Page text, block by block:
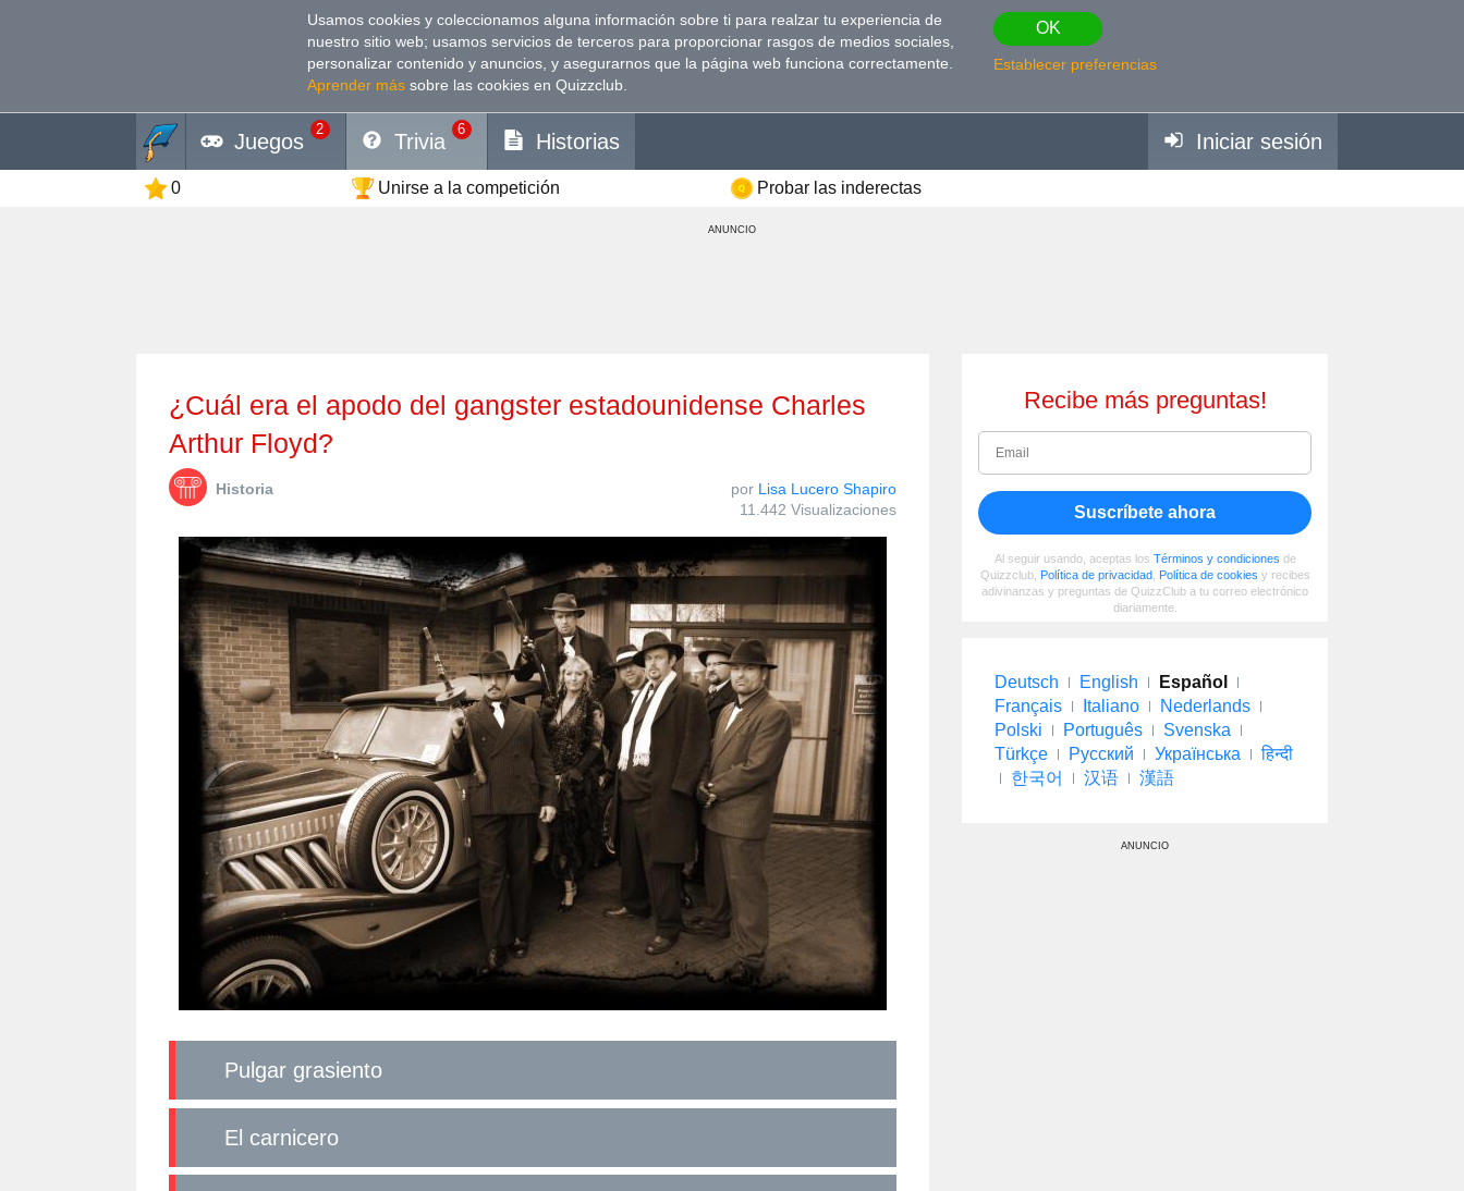
Usamos cookies y coleccionamos alguna información sobre ti para realzar tu experiencia de
nuestro sitio web; usamos servicios de terceros para proporcionar rasgos de medios sociales,
personalizar contenido y anuncios, y asegurarnos que la página web funciona correctamente.
Aprender más sobre las cookies en Quizzclub.
OK
Establecer preferencias
Juegos
2
Trivia
6
Historias Iniciar sesión
0 Unirse a la competición Probar las inderectas
ANUNCIO
¿Cuál era el apodo del gangster estadounidense Charles
Arthur Floyd?
Historia por Lisa Lucero Shapiro
11.442 Visualizaciones
Pulgar grasiento
El carnicero
Recibe más preguntas!
Suscríbete ahora
Al seguir usando, aceptas los Términos y condiciones de
Quizzclub, Política de privacidad, Política de cookies y recibes
adivinanzas y preguntas de QuizzClub a tu correo electrónico
diariamente.
Deutsch English
Español
Français
Italiano
Nederlands
Polski
Português
Svenska
Türkçe
Русский Українська
हिन्दी
한국어
汉语 漢語
ANUNCIO